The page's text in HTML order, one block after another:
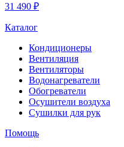
31 490 ₽
Каталог
Кондиционеры
Вентиляция
Вентиляторы
Водонагреватели
Обогреватели
Осушители воздуха
Сушилки для рук
Помощь